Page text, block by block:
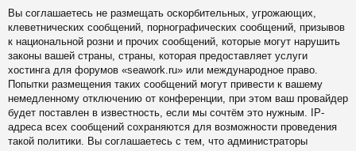
Вы соглашаетесь не размещать оскорбительных, угрожающих,
клеветнических сообщений, порнографических сообщений, призывов
к национальной розни и прочих сообщений, которые могут нарушить
законы вашей страны, страны, которая предоставляет услуги
хостинга для форумов «seawork.ru» или международное право.
Попытки размещения таких сообщений могут привести к вашему
немедленному отключению от конференции, при этом ваш провайдер
будет поставлен в известность, если мы сочтём это нужным. IP-
адреса всех сообщений сохраняются для возможности проведения
такой политики. Вы соглашаетесь с тем, что администраторы